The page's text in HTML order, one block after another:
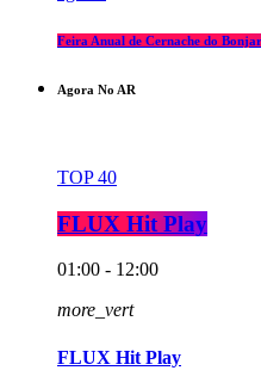
Feira Anual de Cernache do
Agora No AR
TOP 40
FLUX Hit Play
01:00 - 12:00
more_vert
FLUX Hit Play